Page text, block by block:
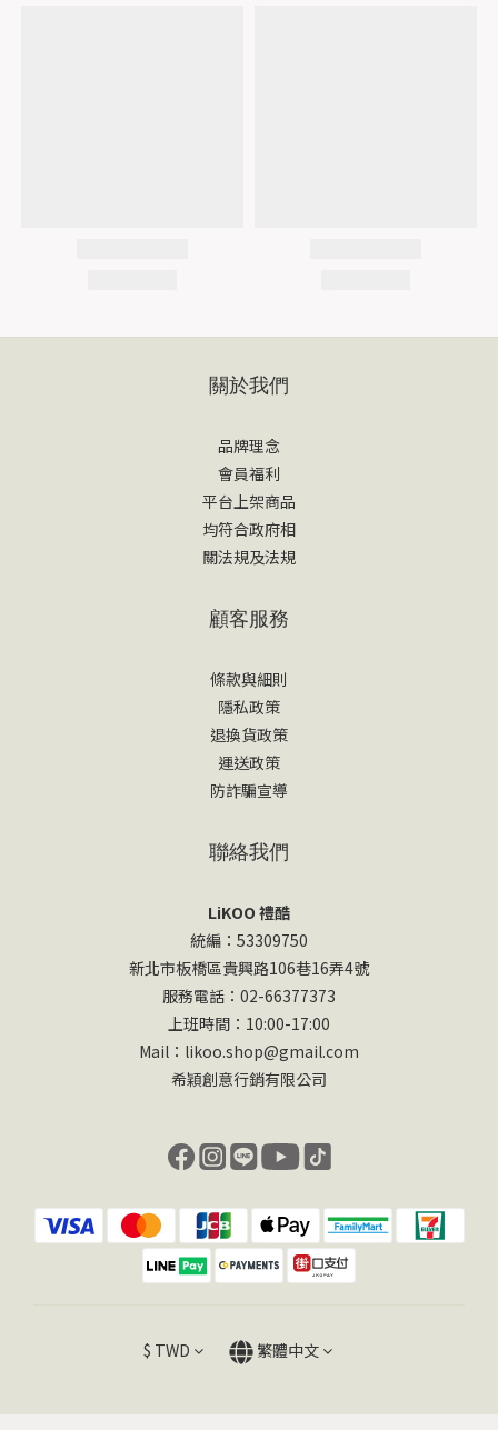
關於我們
品牌理念
會員福利
平台上架商品
均符合政府相
關法規及法規
顧客服務
條款與細則
隱私政策
退換貨政策
運送政策
防詐騙宣導
聯絡我們
LiKOO 禮酷
統編：53309750
新北市板橋區貴興路106巷16弄4號
服務電話：02-66377373
上班時間：10:00-17:00
Mail：likoo.shop@gmail.com
希穎創意行銷有限公司
$ TWD 繁體中文